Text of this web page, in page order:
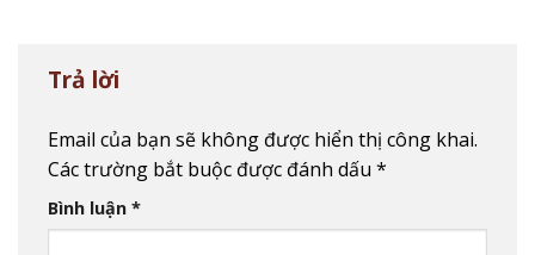
Trả lời
Email của bạn sẽ không được hiển thị công khai.
Các trường bắt buộc được đánh dấu *
Bình luận *